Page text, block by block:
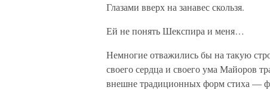
Глазами вверх на занавес скользя.
Ей не понять Шекспира и меня…
Немногие отважились бы на такую
своего сердца и своего ума Майоров
внешне традиционных форм стиха —